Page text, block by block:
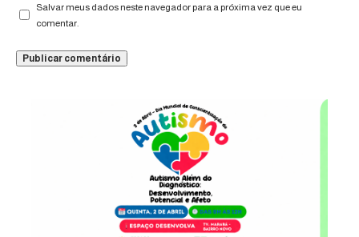
Salvar meus dados neste navegador para a próxima vez que eu
comentar.